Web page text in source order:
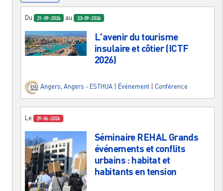
Du 21-09-2026 au 23-09-2026
L'avenir du tourisme
insulaire et côtier (ICTF
2026)
Angers Angers - ESTHUA Événement Conférence
Le 29-06-2026
Séminaire REHAL Grands
événements et conflits
urbains : habitat et
habitants en tension